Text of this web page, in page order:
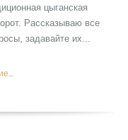
цыганская
Рассказываю все
задавайте их...